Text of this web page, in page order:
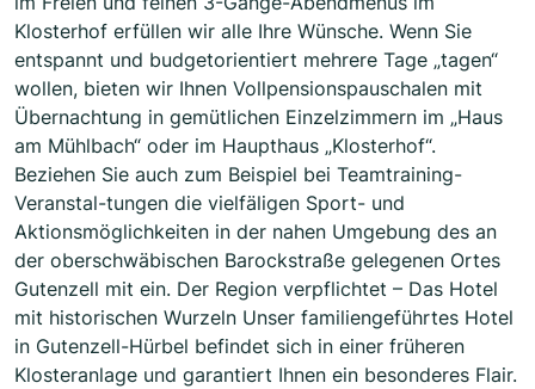
Klosterhof erfüllen wir alle Ihre Wünsche. Wenn Sie
entspannt und budgetorientiert mehrere Tage „tagen“
wollen, bieten wir Ihnen Vollpensionspauschalen mit
Übernachtung in gemütlichen Einzelzimmern im „Haus
am Mühlbach“ oder im Haupthaus „Klosterhof“.
Beziehen Sie auch zum Beispiel bei Teamtraining-
Veranstal-tungen die vielfäligen Sport- und
Aktionsmöglichkeiten in der nahen Umgebung des an
der oberschwäbischen Barockstraße gelegenen Ortes
Gutenzell mit ein. Der Region verpflichtet – Das Hotel
mit historischen Wurzeln Unser familiengeführtes Hotel
in Gutenzell-Hürbel befindet sich in einer früheren
Klosteranlage und garantiert Ihnen ein besonderes Flair.